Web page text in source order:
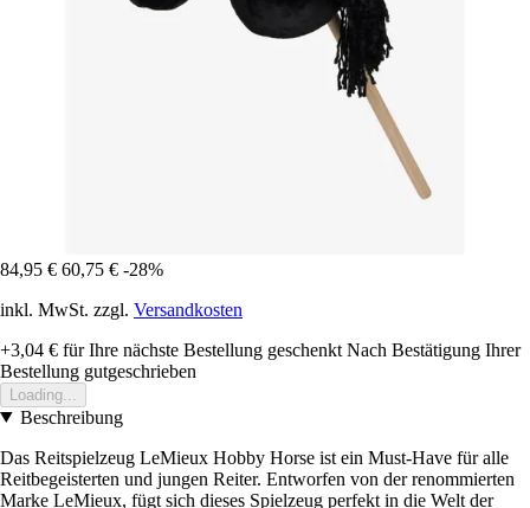
84,95 € 60,75 € -28%
inkl. MwSt. zzgl. Versandkosten
+3,04 € für Ihre nächste Bestellung geschenkt Nach Bestätigung Ihrer
Bestellung gutgeschrieben
Loading...
Beschreibung
Das Reitspielzeug LeMieux Hobby Horse ist ein Must-Have für alle
Reitbegeisterten und jungen Reiter. Entworfen von der renommierten
Marke LeMieux, fügt sich dieses Spielzeug perfekt in die Welt der